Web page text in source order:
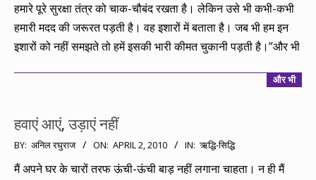
हमारे पूरे सुरक्षा तंत्र को चाक-चौबंद रखता है। लेकिन उसे भी कभी-कभी
हमारी मदद की जरूरत पड़ती है। वह इशारों में बताता है। जब भी हम इन
इशारों को नहीं समझते तो हमें इसकी भारी कीमत चुकानी पड़ती है।”और भी
और भी
हवाएं आएं, उड़ाएं नहीं
2010-
04-
BY: अनिल रघुराज ON: APRIL 2, 2010 IN: ऋद्धि-सिद्धि
मैं अपने घर के चारों तरफ ऊंची-ऊंची बाड़ नहीं लगाना चाहता। न ही मैं